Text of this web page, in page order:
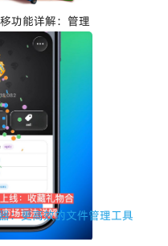
功能详解：管理
：更高效的文件管理工具